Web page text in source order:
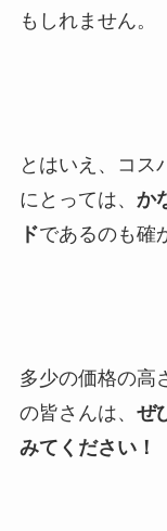
もしれません。
とはいえ、コス
にとっては、 か
ドであるのも確
多少の価格の高
の皆さんは、 ぜ
みてください！